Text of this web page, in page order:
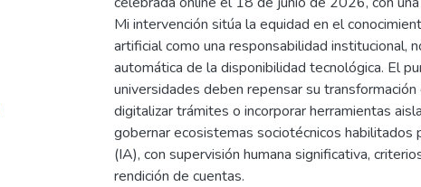
Mi intervención sitúa la equidad en el
artificial como una responsabilidad institucional,
automática de la disponibilidad tecnológica. El
universidades deben repensar su
digitalizar trámites o incorporar herramientas
gobernar ecosistemas sociotécnicos habilitados
(IA), con supervisión humana significativa,
rendición de cuentas.